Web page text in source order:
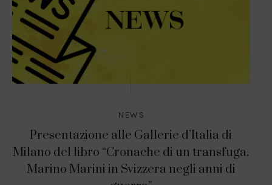
NEWS
Presentazione alle Gallerie d’Italia di
Milano del libro “Cronache di un transfuga.
Marino Marini in Svizzera negli anni di